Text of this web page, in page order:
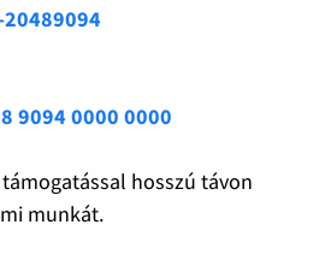
9094 0000 0000
hosszú távon
munkát.